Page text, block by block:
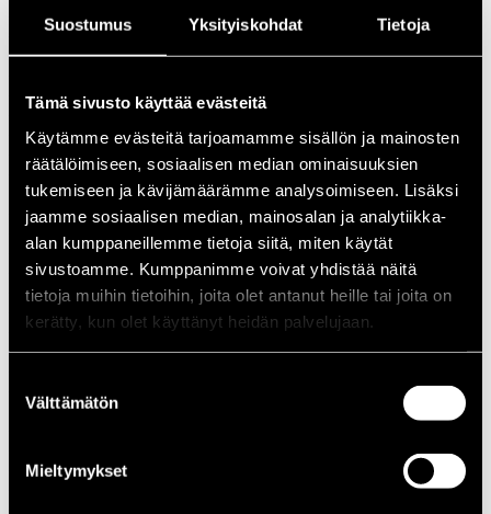
Suostumus Yksityiskohdat Tietoja
Tämä sivusto käyttää evästeitä
Käytämme evästeitä tarjoamamme sisällön ja mainosten
räätälöimiseen, sosiaalisen median ominaisuuksien
tukemiseen ja kävijämäärämme analysoimiseen. Lisäksi
jaamme sosiaalisen median, mainosalan ja analytiikka-
alan kumppaneillemme tietoja siitä, miten käytät
sivustoamme. Kumppanimme voivat yhdistää näitä
tietoja muihin tietoihin, joita olet antanut heille tai joita on
kerätty, kun olet käyttänyt heidän palvelujaan.
valinta
Välttämätön
Mieltymykset
1993
1992
1991
1990
1980-luku
1989
1988
1987
1986
1985
1984
1983
1970-luku
1977
1976